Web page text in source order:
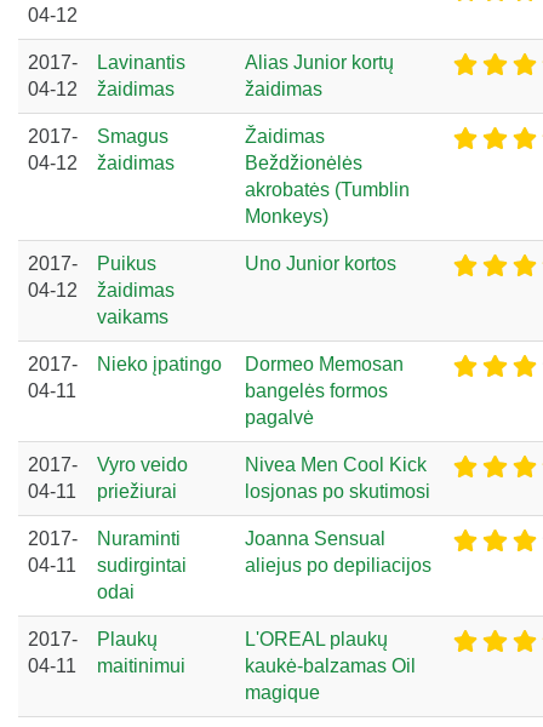
04-12
2017-
04-12
Lavinantis
žaidimas
Alias Junior kortų
žaidimas
2017-
04-12
Smagus
žaidimas
Žaidimas
Beždžionėlės
akrobatės (Tumblin
Monkeys)
2017-
04-12
Puikus
žaidimas
vaikams
Uno Junior kortos
2017-
04-11
Nieko įpatingo
Dormeo Memosan
bangelės formos
pagalvė
2017-
04-11
Vyro veido
priežiurai
Nivea Men Cool Kick
losjonas po skutimosi
2017-
04-11
Nuraminti
sudirgintai
odai
Joanna Sensual
aliejus po depiliacijos
2017-
04-11
Plaukų
maitinimui
L'OREAL plaukų
kaukė-balzamas Oil
magique